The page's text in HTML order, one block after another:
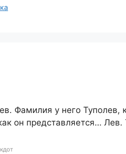
Фамилия у него Туполев,
он представляется… Лев.